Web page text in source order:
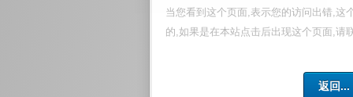
当您看到这个页面,表示您的访问出错,这
的,如果是在本站点击后出现这个页面,请
返回...